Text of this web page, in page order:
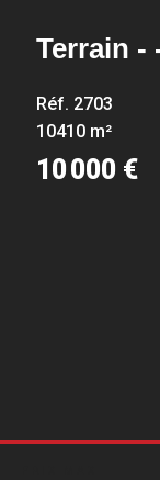
Terrain -
Réf. 2703
10410 m²
10 000 €